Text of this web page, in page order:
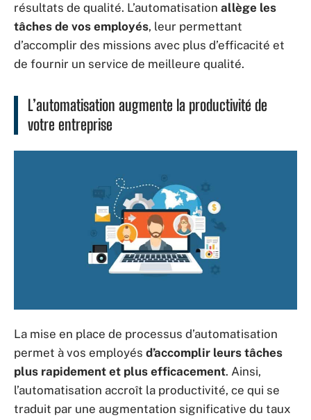
résultats de qualité. L’automatisation allège les
tâches de vos employés, leur permettant
d’accomplir des missions avec plus d’efficacité et
de fournir un service de meilleure qualité.
L’automatisation augmente la productivité de
votre entreprise
La mise en place de processus d’automatisation
permet à vos employés d’accomplir leurs tâches
plus rapidement et plus efficacement. Ainsi,
l’automatisation accroît la productivité, ce qui se
traduit par une augmentation significative du taux